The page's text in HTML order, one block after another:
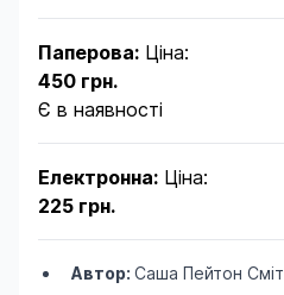
Паперова: Ціна:
450 грн.
Є в наявності
Електронна: Ціна:
225 грн.
Автор: Саша Пейтон Сміт